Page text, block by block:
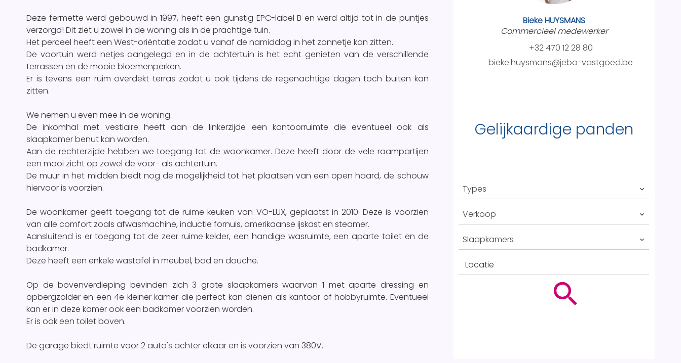
Deze fermette werd gebouwd in 1997, heeft een gunstig EPC-label B en werd altijd tot in de puntjes
verzorgd! Dit ziet u zowel in de woning als in de prachtige tuin.
Het perceel heeft een West-oriëntatie zodat u vanaf de namiddag in het zonnetje kan zitten.
De voortuin werd netjes aangelegd en in de achtertuin is het echt genieten van de verschillende
terrassen en de mooie bloemenperken.
Er is tevens een ruim overdekt terras zodat u ook tijdens de regenachtige dagen toch buiten kan
zitten.
We nemen u even mee in de woning.
De inkomhal met vestiaire heeft aan de linkerzijde een kantoorruimte die eventueel ook als
slaapkamer benut kan worden.
Aan de rechterzijde hebben we toegang tot de woonkamer. Deze heeft door de vele raampartijen
een mooi zicht op zowel de voor- als achtertuin.
De muur in het midden biedt nog de mogelijkheid tot het plaatsen van een open haard, de schouw
hiervoor is voorzien.
De woonkamer geeft toegang tot de ruime keuken van VO-LUX, geplaatst in 2010. Deze is voorzien
van alle comfort zoals afwasmachine, inductie fornuis, amerikaanse ijskast en steamer.
Aansluitend is er toegang tot de zeer ruime kelder, een handige wasruimte, een aparte toilet en de
badkamer.
Deze heeft een enkele wastafel in meubel, bad en douche.
Op de bovenverdieping bevinden zich 3 grote slaapkamers waarvan 1 met aparte dressing en
opbergzolder en een 4e kleiner kamer die perfect kan dienen als kantoor of hobbyruimte. Eventueel
kan er in deze kamer ook een badkamer voorzien worden.
Er is ook een toilet boven.
De garage biedt ruimte voor 2 auto's achter elkaar en is voorzien van 380V.
Bieke HUYSMANS
Commercieel medewerker
+32 470 12 28 80
bieke.huysmans@jeba-vastgoed.be
Gelijkaardige panden
Types
Verkoop
Slaapkamers
Locatie